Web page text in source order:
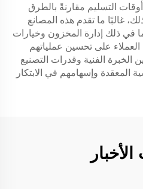
التسليم مقارنةً بالطرق
غالبًا ما تقدم هذه المصانع
في ذلك إدارة المخزون وخيارات
على تحسين عملياتهم
الخبرة الفنية وقدرات التصنيع
المعقدة وإسهامهم في الابتكار